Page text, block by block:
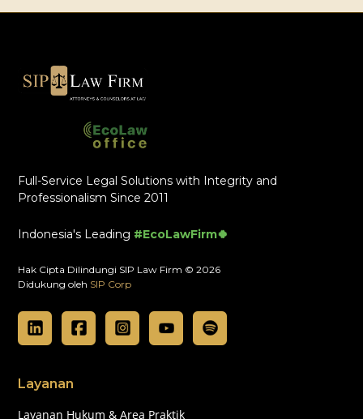
Full-Service Legal Solutions with Integrity and
Professionalism Since 2011
Indonesia's Leading #EcoLawFirm🍀
Hak Cipta Dilindungi SIP Law Firm © 2026
Didukung oleh SIP Corp
Layanan
Layanan Hukum & Area Praktik